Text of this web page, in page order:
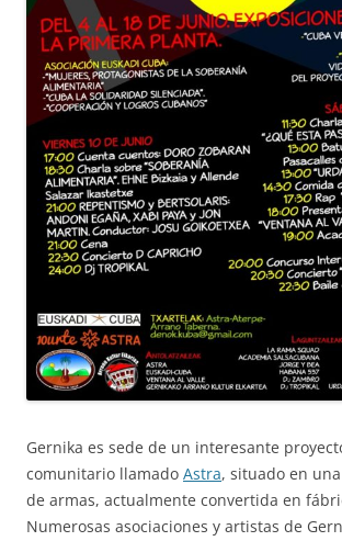
Gernika es sede de un interesante
comunitario llamado Astra, situado en
de armas, actualmente convertida en
Numerosas asociaciones y artistas de